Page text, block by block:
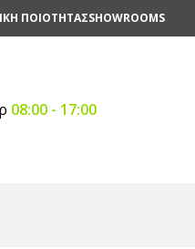
ΠΟΙΟΤΗΤΑΣSHOWROOMS
08:00 - 17:00